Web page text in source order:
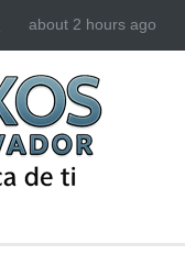
AUTOBÚS CON
ATAQUE CON
about 2 hours ago